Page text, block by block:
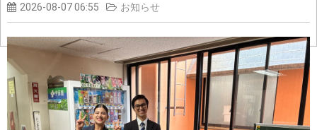
2026-08-07 06:55 お知らせ